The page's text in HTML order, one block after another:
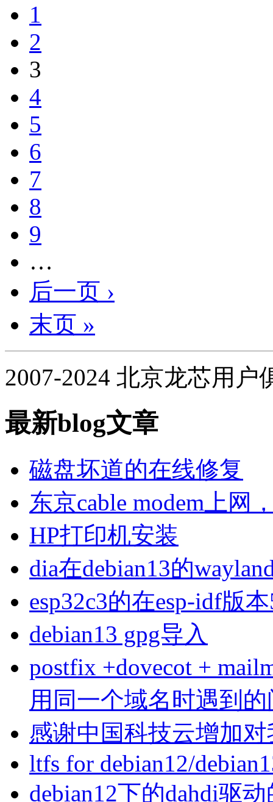
1
2
3
4
5
6
7
8
9
…
后一页 ›
末页 »
2007-2024 北京龙芯用户
最新blog文章
磁盘坏道的在线修复
东京cable modem上网
HP打印机安装
dia在debian13的
esp32c3的在esp-idf版
debian13 gpg导入
postfix +dovecot +
用同一个域名时遇到
感谢中国科技云增加
ltfs for debian12/
debian12下的dahdi驱动